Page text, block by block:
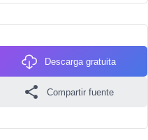
Descarga gratuita
Compartir fuente